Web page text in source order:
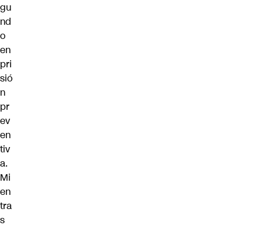
gu
nd
o
en
pri
sió
n
pr
ev
en
tiv
a.
Mi
en
tra
s